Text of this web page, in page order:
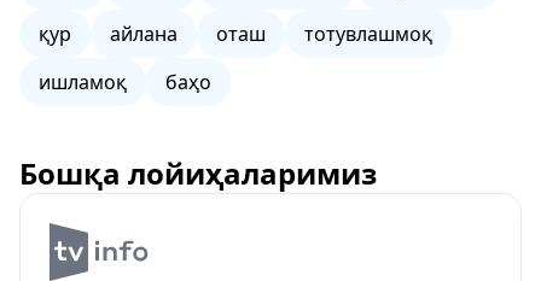
қур
айлана оташ
тотувлашмоқ
ишламоқ
баҳо
Бошқа лойиҳаларимиз